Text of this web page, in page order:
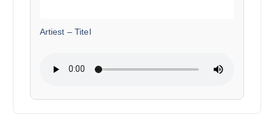
Artiest – Titel